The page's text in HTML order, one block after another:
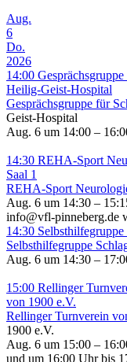
Aug.
6
Do.
2026
14:00
Heilig-Geist-Hospital
Gesprächsgruppe für
Geist-Hospital
Aug. 6 um 14:00 –
14:30 REHA-Sport
Saal 1
REHA-Sport
Aug. 6 um 14:30 –
info@vfl-pinneberg.de
14:30
Selbsthilfegruppe
Aug. 6 um 14:30 –
15:00 Rellinger
von 1900 e.V.
Rellinger Turnverein
1900 e.V.
Aug. 6 um 15:00 –
und um 16:00 Uhr bis